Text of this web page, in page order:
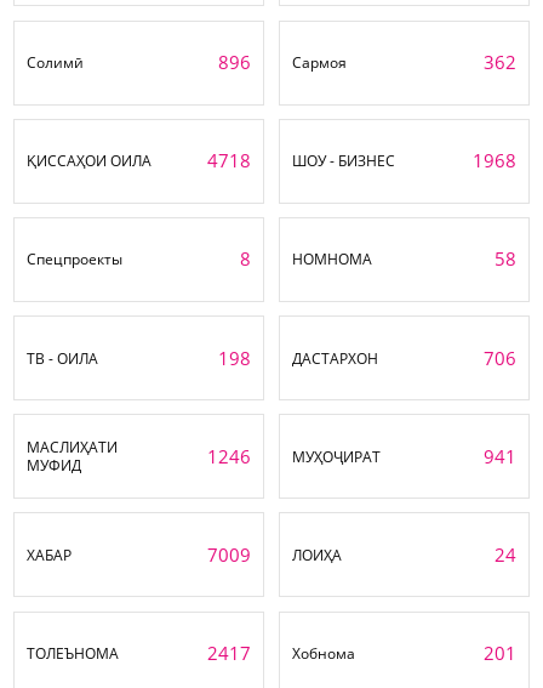
Солимӣ 896 Сармоя 362
ҚИССАҲОИ ОИЛА 4718 ШОУ - БИЗНЕС 1968
Спецпроекты 8 НОМНОМА 58
ТВ - ОИЛА 198 ДАСТАРХОН 706
МАСЛИҲАТИ
МУФИД
1246 МУҲОҶИРАТ 941
ХАБАР 7009 ЛОИҲА 24
ТОЛЕЪНОМА 2417 Хобнома 201